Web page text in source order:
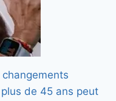
de 45 ans peut